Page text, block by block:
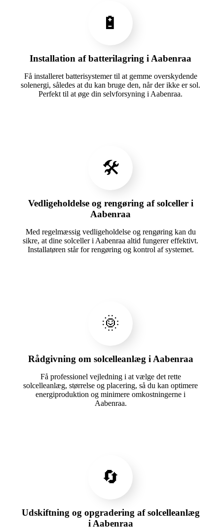
🔋
Installation af batterilagring i Aabenraa
Få installeret batterisystemer til at gemme overskydende
solenergi, således at du kan bruge den, når der ikke er sol.
Perfekt til at øge din selvforsyning i Aabenraa.
🛠️
Vedligeholdelse og rengøring af solceller i
Aabenraa
Med regelmæssig vedligeholdelse og rengøring kan du
sikre, at dine solceller i Aabenraa altid fungerer effektivt.
Installatøren står for rengøring og kontrol af systemet.
🌞
Rådgivning om solcelleanlæg i Aabenraa
Få professionel vejledning i at vælge det rette
solcelleanlæg, størrelse og placering, så du kan optimere
energiproduktion og minimere omkostningerne i
Aabenraa.
🔄
Udskiftning og opgradering af solcelleanlæg
i Aabenraa